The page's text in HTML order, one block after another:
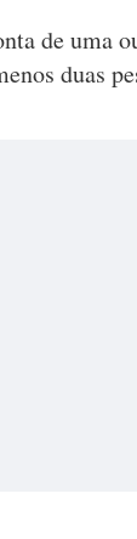
de uma
duas